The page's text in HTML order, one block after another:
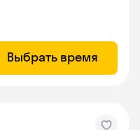
Выбрать время